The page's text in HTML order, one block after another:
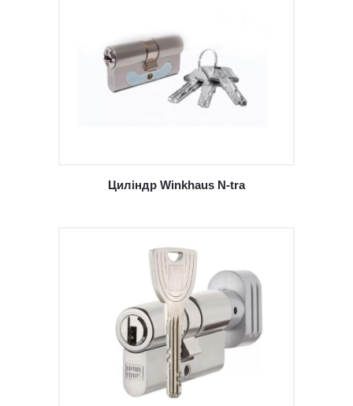
Циліндр Winkhaus N-tra